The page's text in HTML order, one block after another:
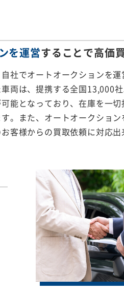
を運営することで高価
社でオートオークションを運
両は、提携する全国13,000
能となっており、在庫を一切
。また、オートオークショ
客様からの買取依頼に対応出